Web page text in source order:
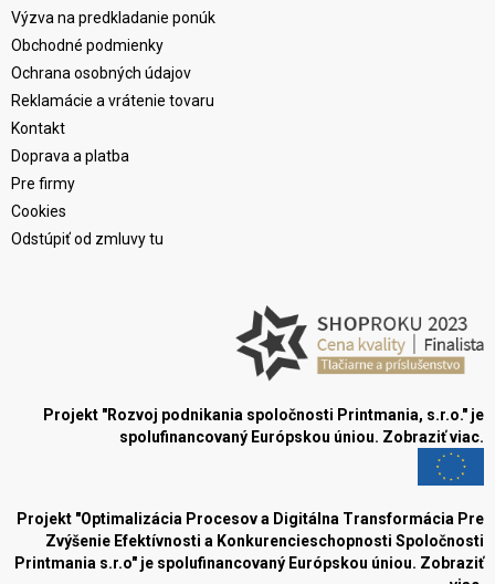
Výzva na predkladanie ponúk
Obchodné podmienky
Ochrana osobných údajov
Reklamácie a vrátenie tovaru
Kontakt
Doprava a platba
Pre firmy
Cookies
Odstúpiť od zmluvy tu
Projekt "Rozvoj podnikania spoločnosti Printmania, s.r.o." je
spolufinancovaný Európskou úniou. Zobraziť viac.
Projekt "Optimalizácia Procesov a Digitálna Transformácia Pre
Zvýšenie Efektívnosti a Konkurencieschopnosti Spoločnosti
Printmania s.r.o" je spolufinancovaný Európskou úniou. Zobraziť